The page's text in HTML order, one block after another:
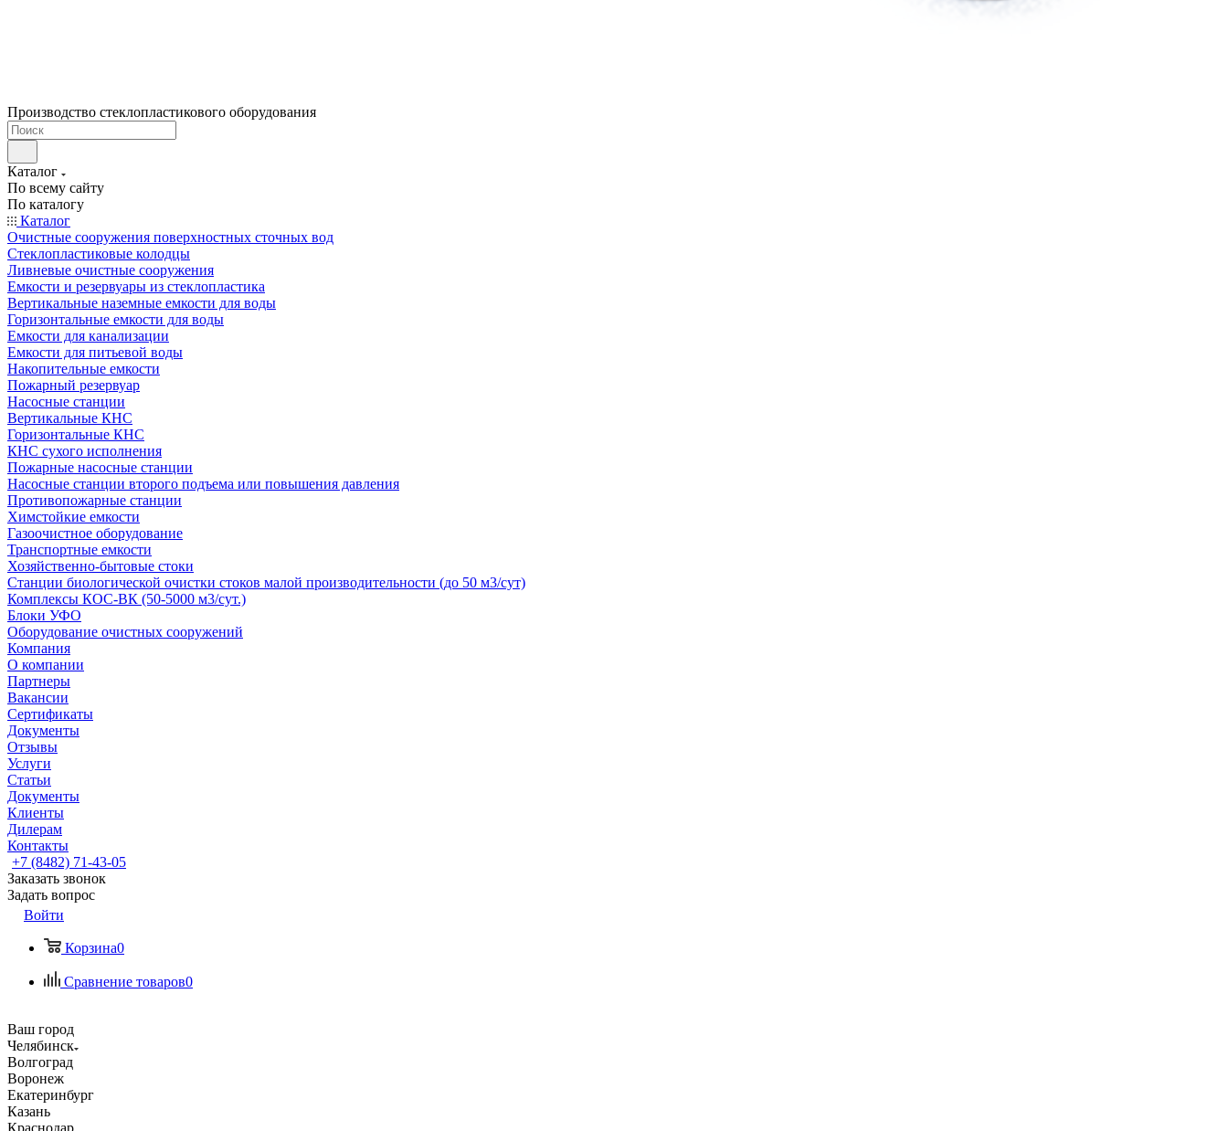
Производство стеклопластикового оборудования
Каталог
По всему сайту
По каталогу
Каталог
Очистные сооружения поверхностных сточных вод
Стеклопластиковые колодцы
Ливневые очистные сооружения
Емкости и резервуары из стеклопластика
Вертикальные наземные емкости для воды
Горизонтальные емкости для воды
Емкости для канализации
Емкости для питьевой воды
Накопительные емкости
Пожарный резервуар
Насосные станции
Вертикальные КНС
Горизонтальные КНС
КНС сухого исполнения
Пожарные насосные станции
Насосные cтанции второго подъема или повышения давления
Противопожарные станции
Химстойкие емкости
Газоочистное оборудование
Транспортные емкости
Хозяйственно-бытовые стоки
Станции биологической очистки стоков малой производительности (до 50 м3/сут)
Комплексы КОС-ВК (50-5000 м3/сут.)
Блоки УФО
Оборудование очистных сооружений
Компания
О компании
Партнеры
Вакансии
Сертификаты
Документы
Отзывы
Услуги
Статьи
Документы
Клиенты
Дилерам
Контакты
+7 (8482) 71-43-05
Заказать звонок
Задать вопрос
Войти
Корзина0
Сравнение товаров0
Ваш город
Челябинск
Волгоград
Воронеж
Екатеринбург
Казань
Краснодар